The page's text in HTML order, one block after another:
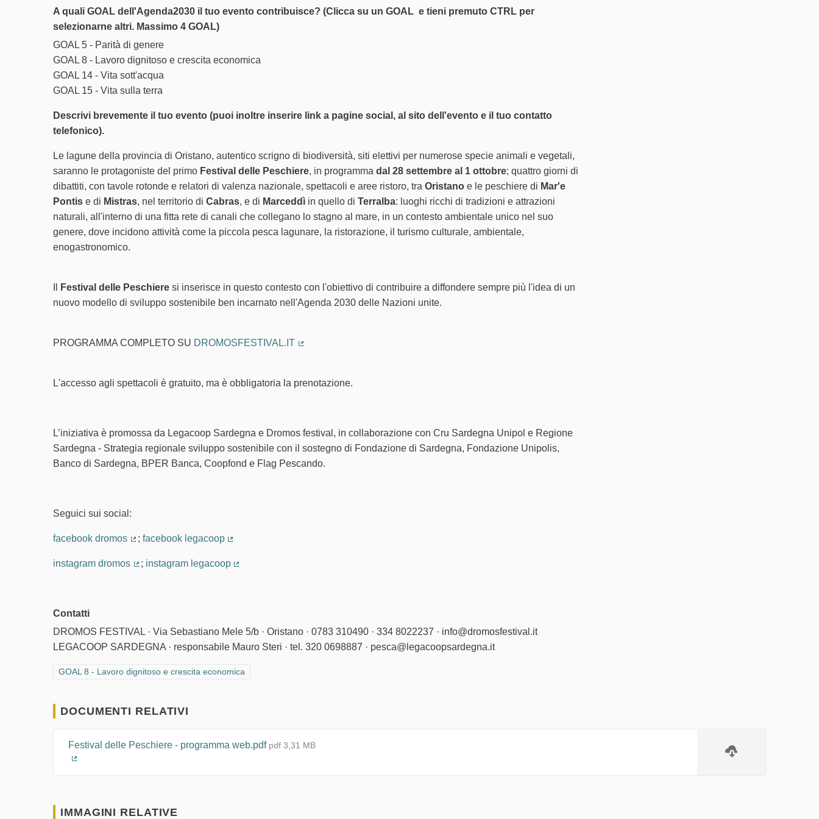
A quali GOAL dell'Agenda2030 il tuo evento contribuisce? (Clicca su un GOAL e tieni premuto CTRL per
selezionarne altri. Massimo 4 GOAL)
GOAL 5 - Parità di genere
GOAL 8 - Lavoro dignitoso e crescita economica
GOAL 14 - Vita sott'acqua
GOAL 15 - Vita sulla terra
Descrivi brevemente il tuo evento (puoi inoltre inserire link a pagine social, al sito dell'evento e il tuo contatto
telefonico).
Le lagune della provincia di Oristano, autentico scrigno di biodiversità, siti elettivi per numerose specie animali e vegetali,
saranno le protagoniste del primo Festival delle Peschiere, in programma dal 28 settembre al 1 ottobre; quattro giorni di
dibattiti, con tavole rotonde e relatori di valenza nazionale, spettacoli e aree ristoro, tra Oristano e le peschiere di Mar'e
Pontis e di Mistras, nel territorio di Cabras, e di Marceddì in quello di Terralba: luoghi ricchi di tradizioni e attrazioni
naturali, all'interno di una fitta rete di canali che collegano lo stagno al mare, in un contesto ambientale unico nel suo
genere, dove incidono attività come la piccola pesca lagunare, la ristorazione, il turismo culturale, ambientale,
enogastronomico.
Festival delle Peschiere si inserisce in questo contesto con l'obiettivo di contribuire a diffondere sempre più l'idea di un
nuovo modello di sviluppo sostenibile ben incarnato nell'Agenda 2030 delle Nazioni unite.
PROGRAMMA COMPLETO SU DROMOSFESTIVAL.IT
L'accesso agli spettacoli è gratuito, ma è obbligatoria la prenotazione.
L’iniziativa è promossa da Legacoop Sardegna e Dromos festival, in collaborazione con Cru Sardegna Unipol e Regione
Sardegna - Strategia regionale sviluppo sostenibile con il sostegno di Fondazione di Sardegna, Fondazione Unipolis,
Banco di Sardegna, BPER Banca, Coopfond e Flag Pescando.
Seguici sui social:
facebook dromos
; facebook legacoop
instagram dromos
; instagram legacoop
Contatti
DROMOS FESTIVAL · Via Sebastiano Mele 5/b · Oristano · 0783 310490 · 334 8022237 · info@dromosfestival.it
LEGACOOP SARDEGNA · responsabile Mauro Steri · tel. 320 0698887 · pesca@legacoopsardegna.it
Filtra i risultati per categoria: GOAL 8 - Lavoro dignitoso e crescita economica
GOAL 8 - Lavoro dignitoso e crescita economica
DOCUMENTI RELATIVI
Festival delle Peschiere - programma web.pdf pdf 3,31 MB
IMMAGINI RELATIVE